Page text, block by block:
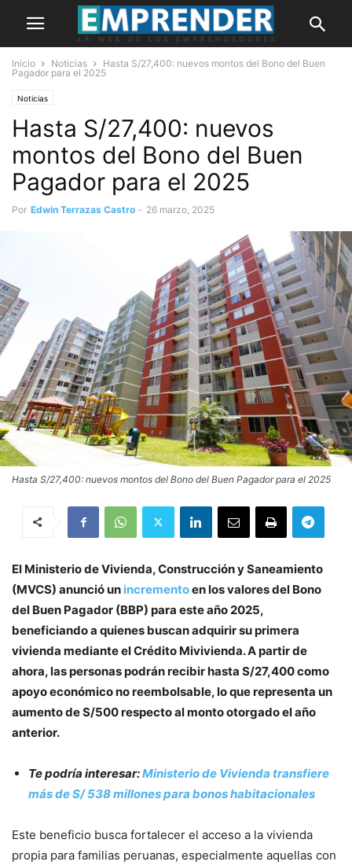
Inicio Noticias
Hasta S/27,400: nuevos montos del Bono del Buen
Pagador para el 2025
Noticias
Hasta S/27,400: nuevos
montos del Bono del Buen
Pagador para el 2025
Por Edwin Terrazas Castro - 26 marzo, 2025
Hasta S/27,400: nuevos montos del Bono del Buen Pagador para el 2025
El Ministerio de Vivienda, Construcción y Saneamiento
(MVCS) anunció un incrementoen los valores del Bono
del Buen Pagador (BBP) para este año 2025,
beneficiando a quienes buscan adquirir su primera
vivienda mediante el Crédito Mivivienda. A partir de
ahora, las personas podrán recibir hasta S/27,400 como
apoyo económico no reembolsable, lo que representa un
aumento de S/500 respecto al monto otorgado el año
anterior.
Te podría interesar:Ministerio de Vivienda transfiere
más de S/ 538 millones para bonos habitacionales
Este beneficio busca fortalecer el acceso a la vivienda
propia para familias peruanas, especialmente aquellas con